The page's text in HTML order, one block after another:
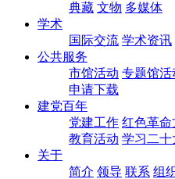
典藏 文物 多媒体
学术
国际交流 学术资讯
公共服务
市馆活动 专题馆活
申请下载
建党百年
党建工作 红色革命
教育活动 学习二十
关于
简介 领导 联系 组